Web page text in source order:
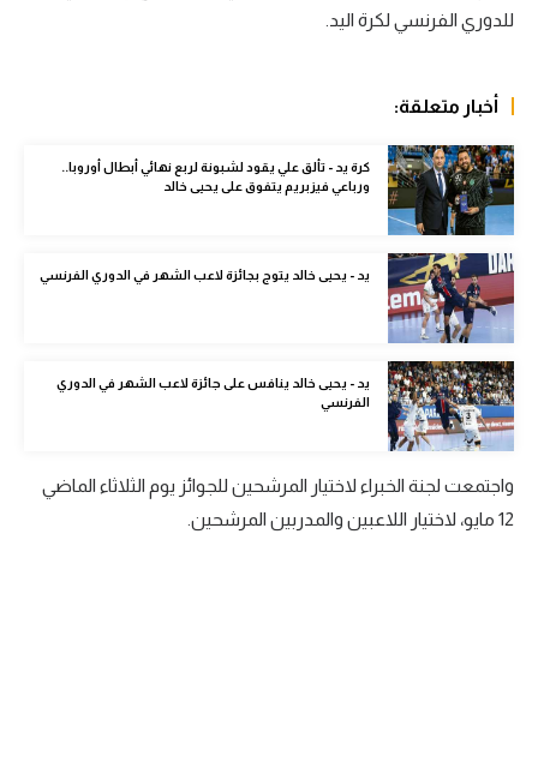
دوري أبطال أوروبا
رياضات أخرى
أمم إفريقيا
كرة السلة الأمريكية
كرة سلة
كرة يد
كرة طائرة
الوطن العربي
في المونديال
رياضة نسائية
للدوري الفرنسي لكرة اليد.
أخبار متعلقة:
كرة يد - تألق علي يقود لشبونة لربع نهائي أبطال أوروبا..
ورباعي فيزبريم يتفوق على يحيى خالد
يد - يحيى خالد يتوج بجائزة لاعب الشهر في الدوري الفرنسي
يد - يحيى خالد ينافس على جائزة لاعب الشهر في الدوري
الفرنسي
واجتمعت لجنة الخبراء لاختيار المرشحين للجوائز يوم الثلاثاء الماضي
12 مايو، لاختيار اللاعبين والمدربين المرشحين.